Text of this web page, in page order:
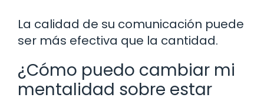
La calidad de su comunicación puede
ser más efectiva que la cantidad.
¿Cómo puedo cambiar mi
mentalidad sobre estar